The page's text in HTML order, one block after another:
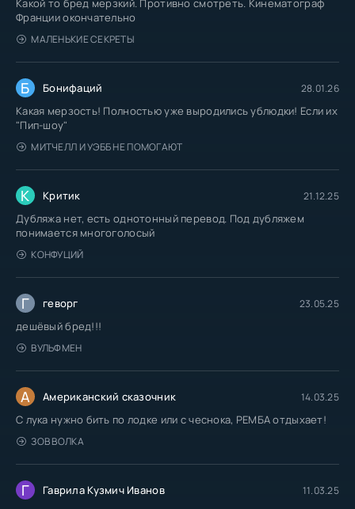
Какой то бред мерзкий. Противно смотреть. Кинематограф
Франции окончательно
МАЛЕНЬКИЕ СЕКРЕТЫ
Б Бонифаций 28.01.26
Какая мерзость! Полностью уже выродились ублюдки! Если их
"Пип-шоу"
МИТЧЕЛЛ И УЭББ НЕ ПОМОГАЮТ
К Критик 21.12.25
Дубляжа нет, есть однотонный перевод. Под дубляжем
понимается многоголосый
КОНФУЦИЙ
Г геворг 23.05.25
дешёвый бред!!!
ВУЛЬФМЕН
А Американский сказочник 14.03.25
С лука нужно бить по лодке или с чеснока, РЕМБА отдыхает!
ЗОВ ВОЛКА
Г Гаврила Кузмич Иванов 11.03.25